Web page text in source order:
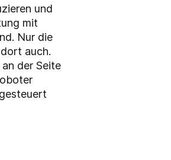
und
mit
Nur die
auch.
der Seite